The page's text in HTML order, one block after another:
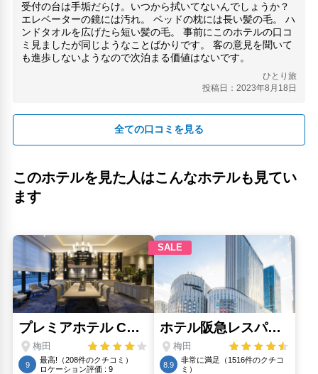
山内ビル(190m)
朝日新聞創刊之地(1km)
松瀬青々生誕地(350m)
池沢クリニック(80m)
茶臼山古墳(1.5km)
荒光稲荷大明神(100m)
西仙葉小学校創立記念碑(130m)
野田恵美須神社(1.43km)
金光教玉水教会(130m)
人気スポット
ユニバーサル・スタジオ・ジャパン(6.37km)
大阪城(3.41km)
大阪城公園(2.9km)
大阪城天守閣(3.41km)
大阪水族館 海遊館(7.25km)
心斎橋筋(2.24km)
梅田スカイビル 空中庭園展望台(1.64km)
通天閣(4.4km)
受付の台は手垢だらけ。いつから拭いてないんでしょうか？
エレベーターの鏡には汚れ。 ベッドの枕には長い髪の毛。 ハ
ンドタオルを広げたら短い髪の毛。 事前にこのホテルの口コ
ミ見ましたが同じようなことばかりです。 客の意見を聞いて
も進歩しないようなので次泊まる価値はないです。
ひとり旅
投稿日：2023年8月18日
全ての口コミを見る
このホテルを見た人はこんなホテルも見てい
ます